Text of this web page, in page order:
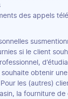
des appels
si le client
obtenir
les (autres)
la fourniture de